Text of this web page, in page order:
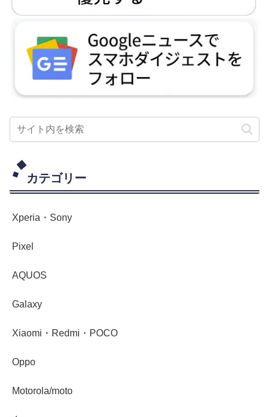
カテゴリー
Xperia・Sony
Pixel
AQUOS
Galaxy
Xiaomi・Redmi・POCO
Oppo
Motorola/moto